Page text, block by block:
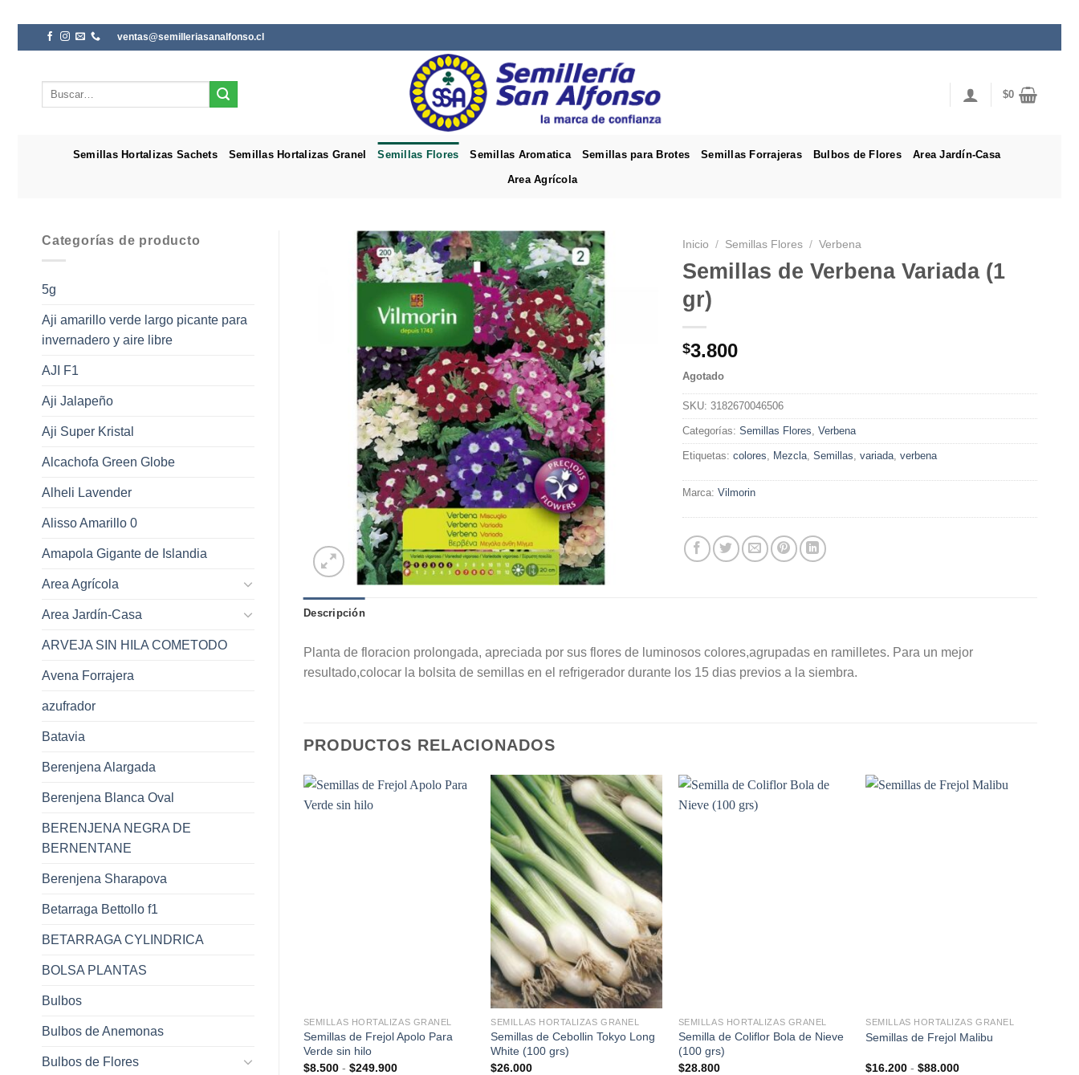
Saltar
al
ventas@semilleriasanalfonso.cl
Buscar
$0
Semillas Hortalizas Sachets Semillas Hortalizas Granel Semillas Flores Semillas Aromatica Semillas para Brotes Semillas Forrajeras Bulbos de Flores Area Jardín-Casa
Area Agrícola
Categorías de producto
5g
Aji amarillo verde largo picante para
invernadero y aire libre
AJI F1
Aji Jalapeño
Aji Super Kristal
Alcachofa Green Globe
Alheli Lavender
Alisso Amarillo 0
Amapola Gigante de Islandia
Area Agrícola
Area Jardín-Casa
ARVEJA SIN HILA COMETODO
Avena Forrajera
azufrador
Batavia
Berenjena Alargada
Berenjena Blanca Oval
BERENJENA NEGRA DE
BERNENTANE
Berenjena Sharapova
Betarraga Bettollo f1
BETARRAGA CYLINDRICA
BOLSA PLANTAS
Bulbos
Bulbos de Anemonas
Bulbos de Flores
Inicio / Semillas Flores / Verbena
Semillas de Verbena Variada (1
gr)
$3.800
Agotado
SKU: 3182670046506
Categorías: Semillas Flores Verbena
Etiquetas: colores Mezcla Semillas variada verbena
Marca: Vilmorin
Descripción
Planta de floracion prolongada, apreciada por sus flores de luminosos colores,agrupadas en ramilletes. Para un mejor
resultado,colocar la bolsita de semillas en el refrigerador durante los 15 dias previos a la siembra.
PRODUCTOS RELACIONADOS
SEMILLAS HORTALIZAS GRANEL
Semillas de Frejol Apolo Para
Verde sin hilo
$8.500 - $249.900Rango
+
SEMILLAS HORTALIZAS GRANEL
Semillas de Cebollin Tokyo Long
White (100 grs)
$26.000
SEMILLAS HORTALIZAS GRANEL
Semilla de Coliflor Bola de Nieve
(100 grs)
$28.800
SEMILLAS HORTALIZAS GRANEL
Semillas de Frejol Malibu
$16.200 - $88.000Rango
MILADY
Semillas de Acelga Verde Tallo
$18.800